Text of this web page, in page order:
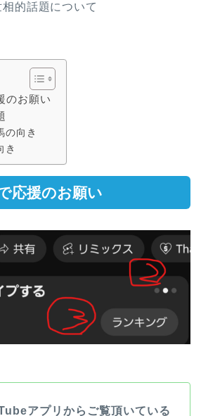
的話題について
のお願い
の向き
き
応援のお願い
アプリからご覧頂いている